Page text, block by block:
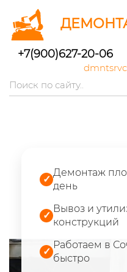
+7(900)627-20-06
✓
Демонтаж
день
✓
Вывоз и
конструкций
✓
Работаем в
быстро